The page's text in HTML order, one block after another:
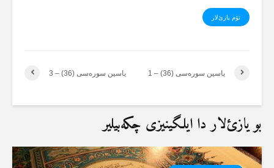
تۆم یازئ‌لار
یاسین سورەسی (36) – 3 یاسین سورەسی (36) – 1
بو یازئ‌لار دا ایلگینیزی چکەبیلیر